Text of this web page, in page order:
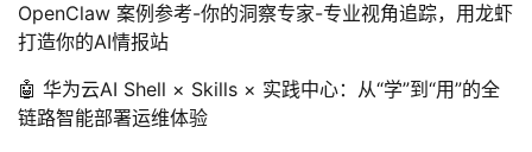
OpenClaw 案例参考-你的洞察专家-专业视角追踪，用龙虾
打造你的AI情报站
🤖 华为云AI Shell × Skills × 实践中心：从“学”到“用”的全
链路智能部署运维体验